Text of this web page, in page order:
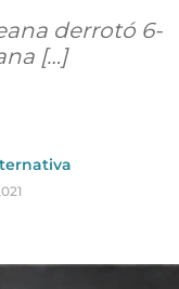
derrotó 6-
[…]